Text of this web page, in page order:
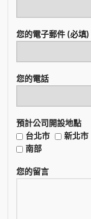
您的電子郵件 (必填)
您的電話
預計公司開設地點
台北市
新北市
南部
您的留言